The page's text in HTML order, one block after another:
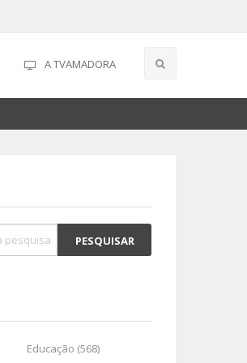
A TVAMADORA
Educação (568)